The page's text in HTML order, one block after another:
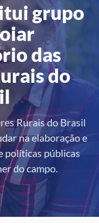
grupo
das
do
Rurais do Brasil
na elaboração e
políticas públicas
do campo.